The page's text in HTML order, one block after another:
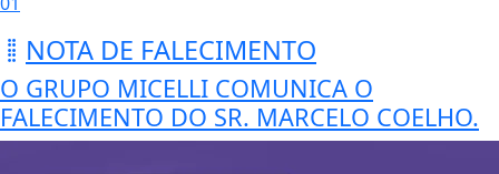
NOTA DE FALECIMENTO
O GRUPO MICELLI COMUNICA O
FALECIMENTO DO SR. MARCELO COELHO.